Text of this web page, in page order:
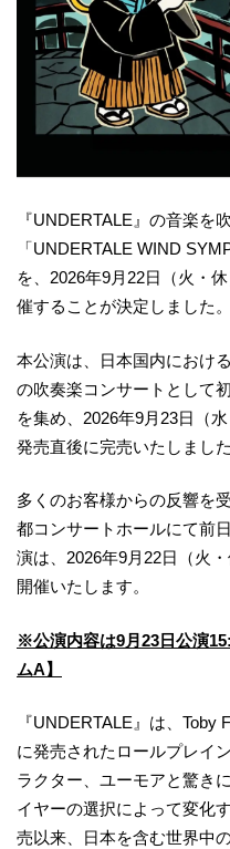
『UNDERTALE』の音楽を
「UNDERTALE WIND
を、2026年9月22日（火・
催することが決定しました。
本公演は、日本国内におけ
の吹奏楽コンサートとして
を集め、2026年9月23日（
発売直後に完売いたしました
多くのお客様からの反響を
都コンサートホールにて前
演は、2026年9月22日（火
開催いたします。
※公演内容は9月23日公演
ムA】
『UNDERTALE』は、
に発売されたロールプレイ
ラクター、ユーモアと驚き
イヤーの選択によって変化
売以来、日本を含む世界中